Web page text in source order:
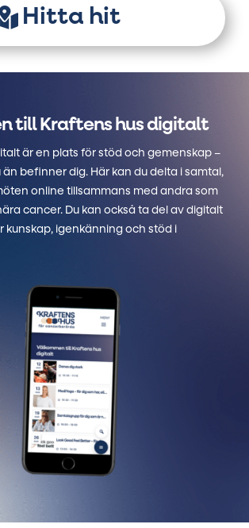
Hitta hit
till Kraftens hus digitalt
är en plats för stöd och gemenskap –
befinner dig. Här kan du delta i samtal,
online tillsammans med andra som
cancer. Du kan också ta del av digitalt
kunskap, igenkänning och stöd i